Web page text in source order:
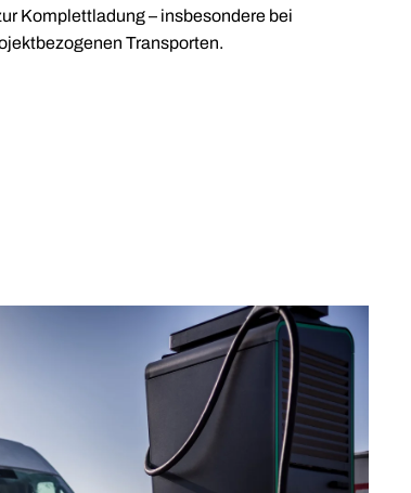
Komplettladung – insbesondere bei
Transporten.